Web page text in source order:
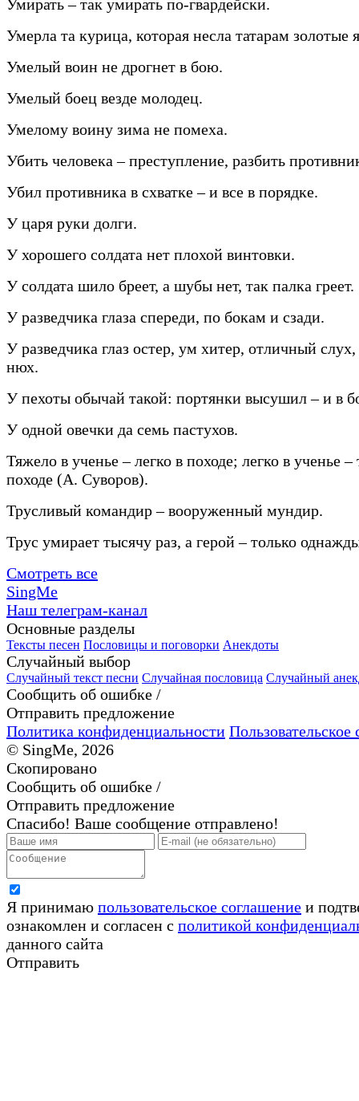
Умирать – так умирать по-гвардейски.
Умерла та курица, которая несла татарам золотые
Умелый воин не дрогнет в бою.
Умелый боец везде молодец.
Умелому воину зима не помеха.
Убить человека – преступление, разбить
Убил противника в схватке – и все в порядке.
У царя руки долги.
У хорошего солдата нет плохой винтовки.
У солдата шило бреет, а шубы нет, так палка греет.
У разведчика глаза спереди, по бокам и сзади.
У разведчика глаз остер, ум хитер, отличный
нюх.
У пехоты обычай такой: портянки высушил – и в
У одной овечки да семь пастухов.
Тяжело в ученье – легко в походе; легко в ученье –
походе (А. Суворов).
Трусливый командир – вооруженный мундир.
Трус умирает тысячу раз, а герой – только
Смотреть все
SingMe
Наш телеграм-канал
Основные разделы
Тексты песен Пословицы и поговорки Анекдоты
Случайный выбор
Случайный текст песни Случайная пословица Случайный
Сообщить об ошибке /
Отправить предложение
Политика конфиденциальности Пользовательское
© SingMe, 2026
Скопировано
Сообщить об ошибке /
Отправить предложение
Спасибо! Ваше сообщение отправлено!
Я принимаю пользовательское соглашение и
ознакомлен и согласен с политикой
данного сайта
Отправить